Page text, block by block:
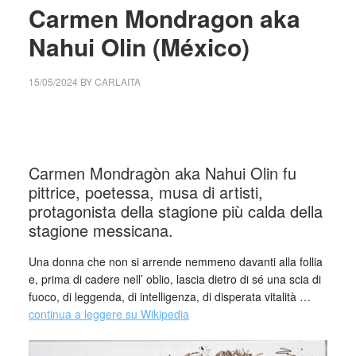
Carmen Mondragon aka
Nahui Olin (México)
15/05/2024 BYCARLAITA
Carmen Mondragòn aka Nahui Olin fu
pittrice, poetessa, musa di artisti,
protagonista della stagione più calda della
stagione messicana.
Una donna che non si arrende nemmeno davanti alla follia
e, prima di cadere nell’ oblio, lascia dietro di sé una scia di
fuoco, di leggenda, di intelligenza, di disperata vitalità …
continua a leggere su Wikipedia